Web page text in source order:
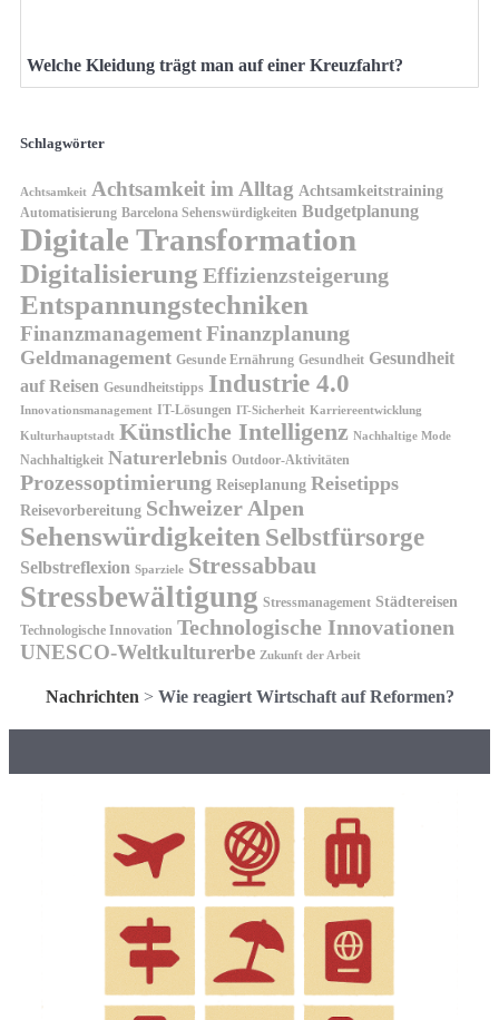
Welche Kleidung trägt man auf einer Kreuzfahrt?
Schlagwörter
Achtsamkeit Achtsamkeit im Alltag Achtsamkeitstraining
Automatisierung Barcelona Sehenswürdigkeiten Budgetplanung
Digitale Transformation
Digitalisierung Effizienzsteigerung
Entspannungstechniken
FinanzmanagementFinanzplanung
Geldmanagement Gesunde Ernährung Gesundheit Gesundheit
auf Reisen Gesundheitstipps Industrie 4.0
Innovationsmanagement IT-Lösungen IT-Sicherheit Karriereentwicklung
Kulturhauptstadt Künstliche Intelligenz Nachhaltige Mode
Nachhaltigkeit Naturerlebnis Outdoor-Aktivitäten
Prozessoptimierung Reiseplanung Reisetipps
Reisevorbereitung Schweizer Alpen
Sehenswürdigkeiten Selbstfürsorge
Selbstreflexion Sparziele Stressabbau
Stressbewältigung Stressmanagement Städtereisen
Technologische Innovation Technologische Innovationen
UNESCO-Weltkulturerbe Zukunft der Arbeit
Nachrichten > Wie reagiert Wirtschaft auf Reformen?